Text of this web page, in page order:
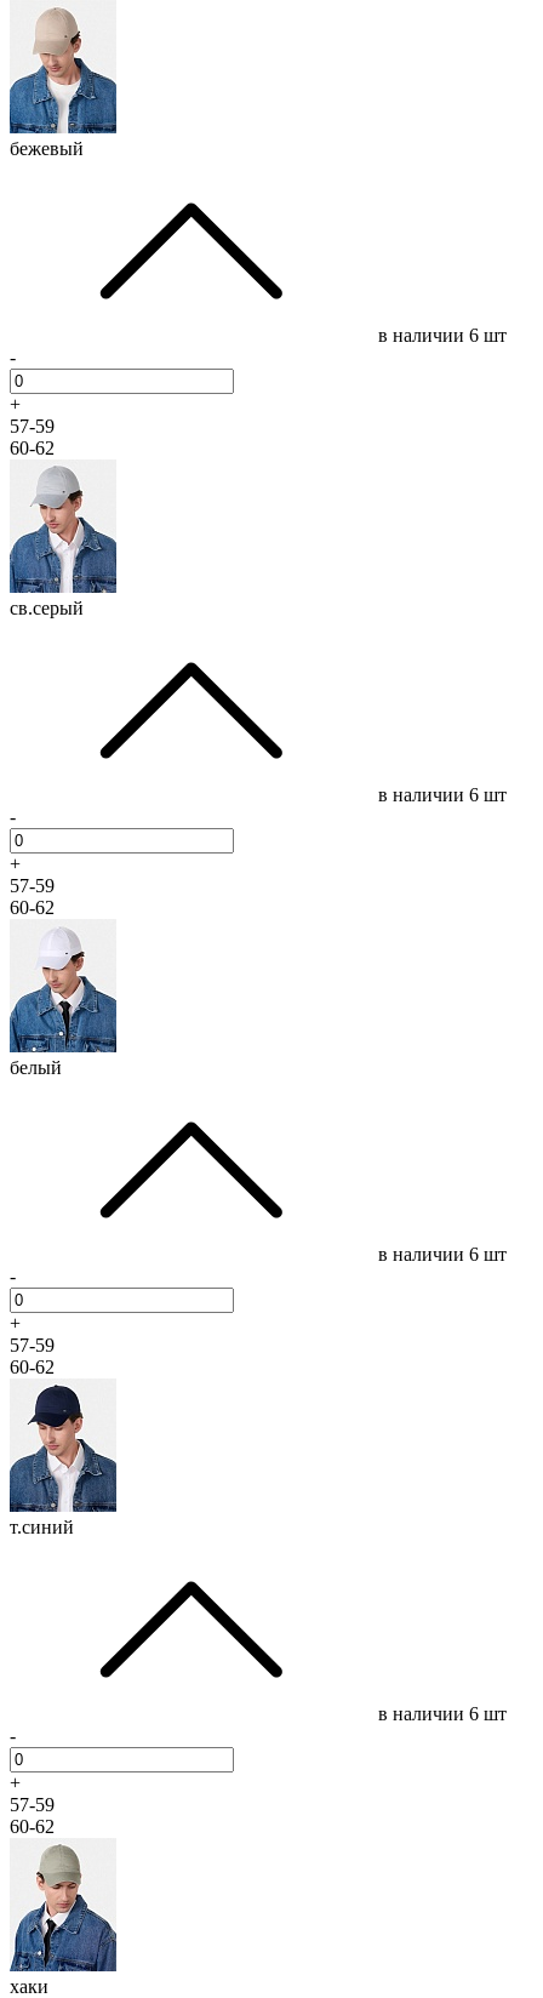
бежевый
в наличии 6 шт
-
+
57-59
60-62
св.серый
в наличии 6 шт
-
+
57-59
60-62
белый
в наличии 6 шт
-
+
57-59
60-62
т.синий
в наличии 6 шт
-
+
57-59
60-62
хаки